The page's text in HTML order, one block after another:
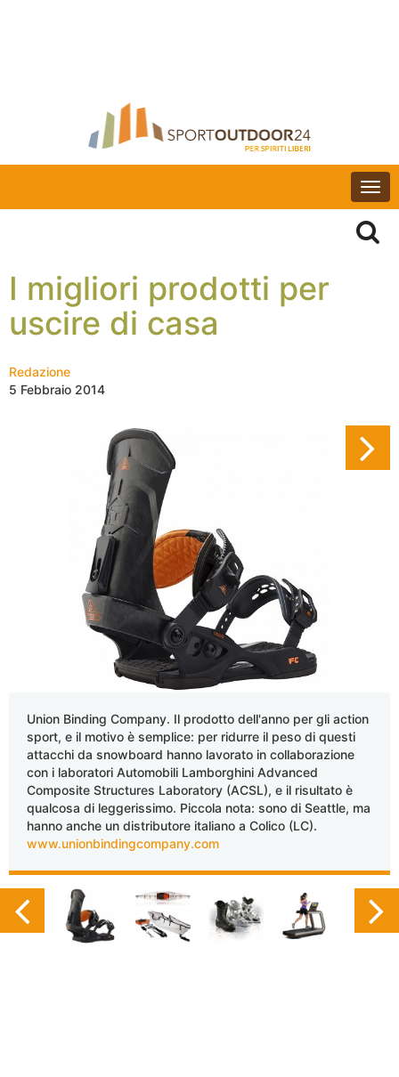
I migliori prodotti per
uscire di casa
Redazione
5 Febbraio 2014
Union Binding Company. Il prodotto dell'anno per gli action
sport, e il motivo è semplice: per ridurre il peso di questi
attacchi da snowboard hanno lavorato in collaborazione
con i laboratori Automobili Lamborghini Advanced
Composite Structures Laboratory (ACSL), e il risultato è
qualcosa di leggerissimo. Piccola nota: sono di Seattle, ma
hanno anche un distributore italiano a Colico (LC).
www.unionbindingcompany.com